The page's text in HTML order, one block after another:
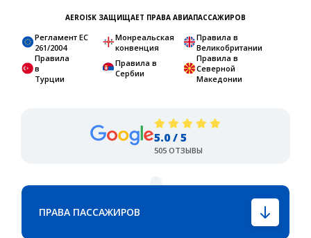
AEROISK ЗАЩИЩАЕТ ПРАВА АВИАПАССАЖИРОВ
Регламент ЕС
261/2004
Монреальская
конвенция
Правила в
Великобритании
Правила
в
Турции
Правила в
Сербии
Правила в
Северной
Македонии
5.0 / 5
505 ОТЗЫВЫ
ПРАВА ПАССАЖИРОВ